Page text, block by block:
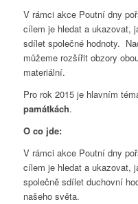
V rámci akce Poutní dny
cílem je hledat a ukazovat,
sdílet společné hodnoty.
můžeme rozšířit obzory
materiální.
Pro rok 2015 je hlavním
památkách.
O co jde:
V rámci akce Poutní dny
cílem je hledat a ukazovat,
společně sdílet duchovní
našeho světa.